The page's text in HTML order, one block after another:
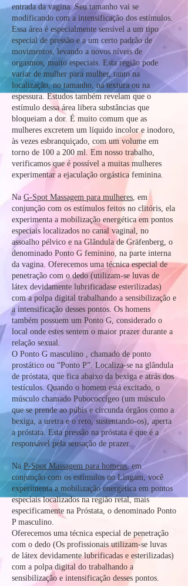
entrada da vagina. Seu tamanho vai se
modificando com a intensificação dos estímulos.
Essa área é especialmente sensível a um tipo
especial de pressão e a um certo padrão de
movimentos, levando a novos níveis de
orgasmos, muito especiais. Esta região pode
variar de mulher para mulher, tanto na
localização, no tamanho, na textura ou na
espessura. Estudos também revelam que o
estímulo dessa área libera substâncias que
bloqueiam a dor. É muito comum que as
mulheres excretem um líquido incolor e inodoro,
às vezes esbranquiçado, com um volume em
torno de 100 a 200 ml. Em nosso trabalho,
verificamos que é possível a muitas mulheres
experimentar a ejaculação orgástica feminina.
Na G-Spot Massagem para mulheres , em
conjunção com os estímulos feitos no clitóris, ela
experimenta a mobilização energética em pontos
especiais localizados no canal vaginal, no
assoalho pélvico e na Glândula de Gräfenberg, o
denominado Ponto G feminino, na parte interna
da vagina. Oferecemos uma técnica especial de
penetração com o dedo (utilizam-se luvas de
látex devidamente lubrificadase esterilizadas)
com a polpa digital trabalhando a sensibilização e
a intensificação desses pontos. Os homens
também possuem um Ponto G, considerado o
local onde estes sentem o maior prazer durante a
relação sexual.
O Ponto G masculino , chamado de ponto
prostático ou “Ponto P”. Localiza-se na glândula
de próstata, que fica abaixo da bexiga e atrás dos
testículos. Quando o homem está excitado, o
músculo chamado Pubococcígeo (um músculo
que se prende ao púbis e circunda órgãos como a
bexiga, a uretra e o reto, sustentando-os), aperta
a próstata. Esta pressão na próstata é que é a
responsável pela sensação de prazer.
Na P-Spot Massagem para homens , em
conjunção com os estímulos no Lingam, você
experimenta a mobilização energética em pontos
especiais localizados na região retal, mais
especificamente na Próstata, o denominado Ponto
P masculino.
Oferecemos uma técnica especial de penetração
com o dedo (Os profissionais utilizam-se luvas
de látex devidamente lubrificadas e esterilizadas)
com a polpa digital do trabalhando a
sensibilização e intensificação desses pontos.